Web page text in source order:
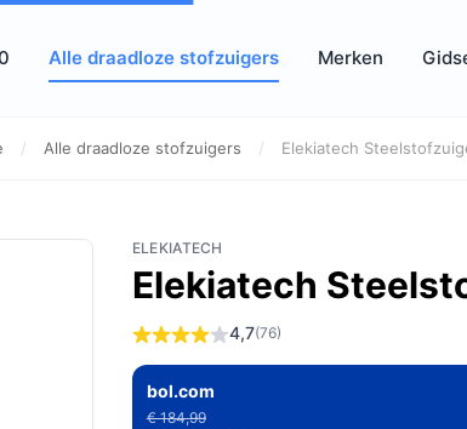
Alle draadloze stofzuigers Merken
/ Alle draadloze stofzuigers / Elekiatech
ELEKIATECH
Elekiatech
4,7(76)
bol.com
€ 184,99